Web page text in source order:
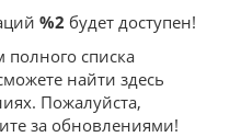
%2 будет доступен!
списка
найти здесь
Пожалуйста,
за обновлениями!